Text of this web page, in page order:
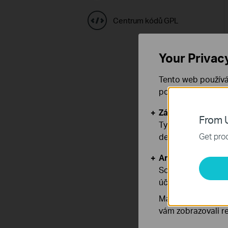
Centrum kódů GPL
From
Get
Your
Tento web
používáním
Základní cookies
Tyto cookies jsou
deaktivovat.
Analytické a
Soubory cookie
účelem zlepšení
Marketingové
vám zobrazovali